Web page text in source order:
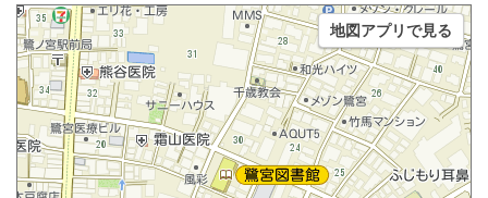
地図アプリで見る